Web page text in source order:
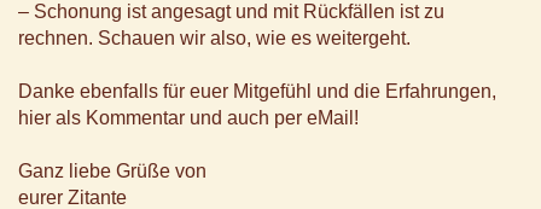
– Schonung ist angesagt und mit Rückfällen ist zu
rechnen. Schauen wir also, wie es weitergeht.
Danke ebenfalls für euer Mitgefühl und die Erfahrungen,
hier als Kommentar und auch per eMail!
Ganz liebe Grüße von
eurer Zitante